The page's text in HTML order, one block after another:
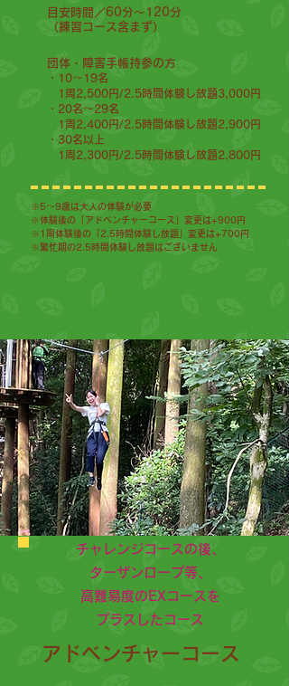
目安時間／60分〜120分
（練習コース含まず）
団体・障害手帳持参の方
・10～19名
1周2,500円/2.5時間体験し放題3,000円
・20名～29名
1周2,400円/2.5時間体験し放題2,900円
・30​名以上
1周2,300円/2.5時間体験し放題2,800円
※5〜9歳は大人の体験が必要
※体験後の「アドベンチャーコース」変更は+900円
※1周体験後の「2.5時間体験し放題」変更は+700円
​※繁忙期の2.5時間体験し放題はございません
チャレンジコースの後、
ターザンロープ等、
高難易度のEXコースを
プラスしたコース
アドベンチャーコース